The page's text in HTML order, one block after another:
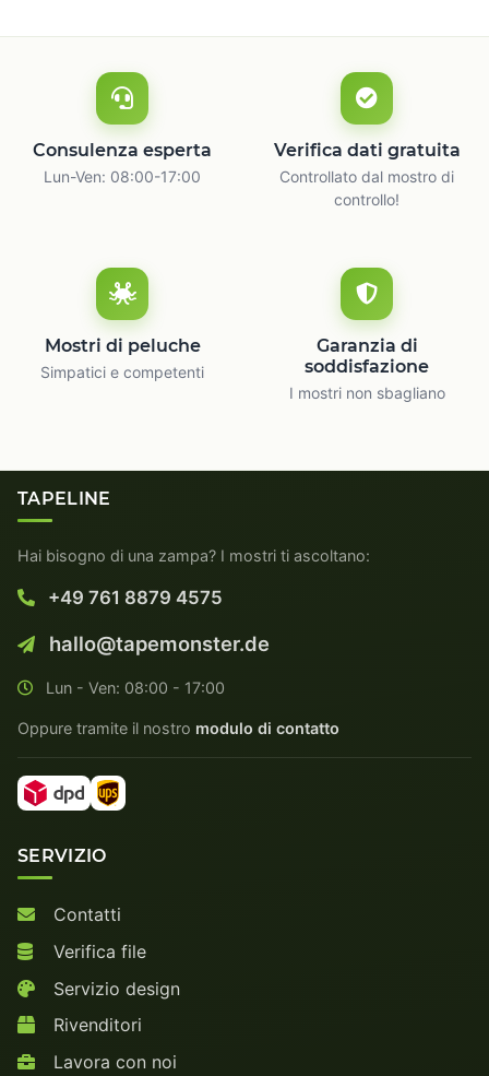
Consulenza esperta
Lun-Ven: 08:00-17:00
Verifica dati gratuita
Controllato dal mostro di
controllo!
Mostri di peluche
Simpatici e competenti
Garanzia di
soddisfazione
I mostri non sbagliano
TAPELINE
Hai bisogno di una zampa? I mostri ti ascoltano:
+49 761 8879 4575
hallo@tapemonster.de
Lun - Ven: 08:00 - 17:00
Oppure tramite il nostro modulo di contatto
SERVIZIO
Contatti
Verifica file
Servizio design
Rivenditori
Lavora con noi